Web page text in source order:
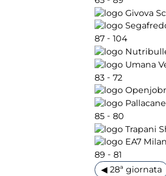
87 - 104
83 - 72
85 - 80
89 - 81
◀ 28ª giornata